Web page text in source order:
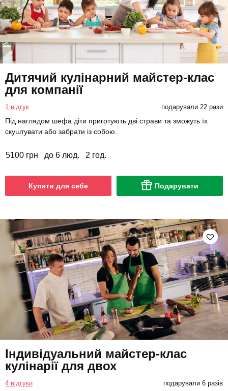
Дитячий кулінарний майстер-клас
для компанії
1 відгук подарували 22 рази
Під наглядом шефа діти приготують дві страви та зможуть їх
скуштувати або забрати із собою.
5100 грн до 6 люд. 2 год.
Купити для себе Подарувати
Індивідуальний майстер-клас
кулінарії для двох
4 відгуки подарували 6 разів